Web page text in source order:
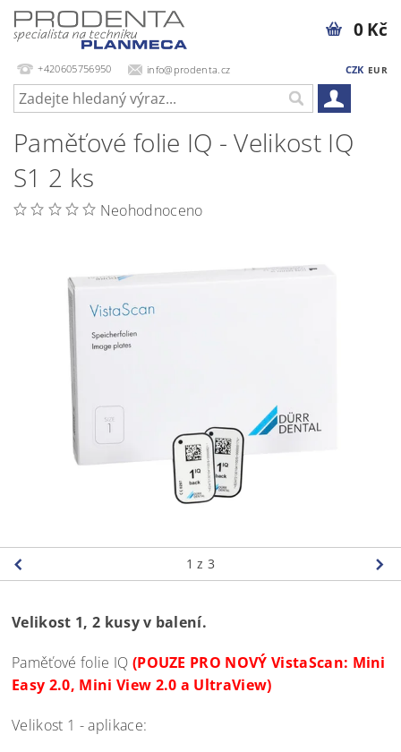
+420605756950 info@prodenta.cz CZK EUR
0 Kč
Paměťové folie IQ - Velikost IQ
S1 2 ks
Neohodnoceno
1 z 3
Velikost 1, 2 kusy v balení.
Paměťové folie IQ (POUZE PRO NOVÝ VistaScan: Mini
Easy 2.0, Mini View 2.0 a UltraView)
Velikost 1 - aplikace: